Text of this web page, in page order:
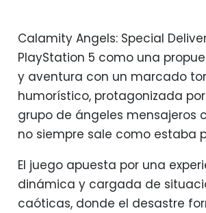
Calamity Angels: Special
PlayStation 5 como una
y aventura con un marcado
humorístico, protagonizada
grupo de ángeles mensajeros
no siempre sale como estaba
El juego apuesta por una
dinámica y cargada de
caóticas, donde el desastre